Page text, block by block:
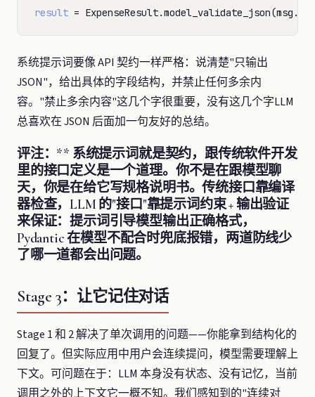
result =
系统提示词要像 API 契约一样严格：说清楚"只输出
JSON"，给出具体的字段结构，并禁止任何多余内
容。"禁止多余内容"这几个字很重要，没有这几个字LLM
总喜欢在 JSON 后面加一句友好的总结。
评注：** 系统提示词就是契约，跟传统软件开发
里的接口定义是一个道理。你不是在跟模型聊
天，你是在给它写规格说明书。传统接口靠编译
器检查，LLM 的"接口"靠提示词约束 + 输出验证
来保证：提示词引导模型输出正确格式，
Pydantic 在模型不配合时兜底报错，两道防线少
了哪一道都会出问题。
Stage 3：让它记住对话
Stage 1 和 2 解决了单次调用的问题——你能拿到结构化的
回复了。但实际应用中用户会连续提问，模型需要理解上
下文。可问题在于：LLM 本身没有状态、没有记忆，当前
调用之外的上下文它一概不知。我们感知到的"连续对